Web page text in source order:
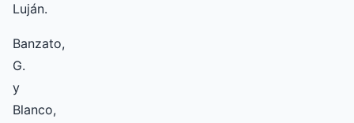
Luján.
Banzato,
G.
y
Blanco,